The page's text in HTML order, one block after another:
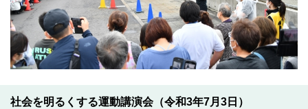
社会を明るくする運動講演会（令和3年7月3日）